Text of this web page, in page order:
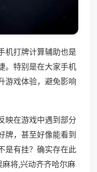
机打牌计算辅助也是
。特别是在大家手机
游戏体验，避免影响
映在游戏中遇到部分
牌，甚至好像能看到
是有挂？确实存在此
将,兴动齐齐哈尔麻